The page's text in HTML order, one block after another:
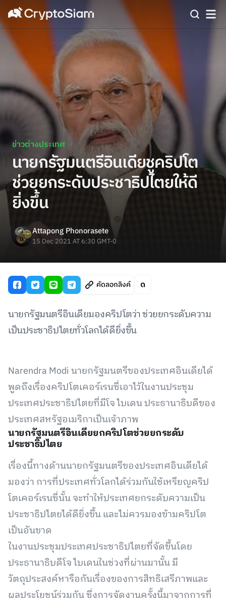
ข่าวต่างประเทศ
นายกรัฐมนตรีอินเดียชูคริปโต
ช่วยยกระดับประชาธิปไตยให้ดี
ยิ่งขึ้น
Attapong Phonorasete
15 Dec 2021 AT 6:30 GMT-0
คัดลอกลิงค์
นายกรัฐมนตรีอินเดียมองคริปโตว่า ช่วยยกระดับความ
เป็นประชาธิปไตยทั่วโลกได้ดียิ่งขึ้น
Narendra Modi นายกรัฐมนตรีของประเทศอินเดียได้
พูดถึงเรื่องคริปโตเคอร์เรนซี่เอาไว้ในงานประชุม
ประเทศประชาธิปไตยที่มีโจ ไบเดน ประธานาธิบดีของ
ประเทศสหรัฐอเมริกาเป็นเจ้าภาพ
นายกรัฐมนตรีอินเดียยกคริปโตช่วยยกระดับ
ประชาธิปไตย
เรื่องนี้ทางด้านนายกรัฐมนตรีของประเทศอินเดียได้
มองว่า การที่ประเทศทั่วโลกได้ร่วมกันใช้เหรียญคริป
โตเคอร์เรนซี่นั้น จะทำให้ประเทศยกระดับความเป็น
ประชาธิปไตยได้ดียิ่งขึ้น และไม่ควรมองข้ามคริปโต
เป็นอันขาด
ในงานประชุมประเทศประชาธิปไตยที่จัดขึ้นโดย
ประธานาธิบดีโจ ไบเดนในช่วงที่ผ่านมานั้น มี
วัตถุประสงค์หารือกันเรื่องของการสิทธิเสรีภาพและ